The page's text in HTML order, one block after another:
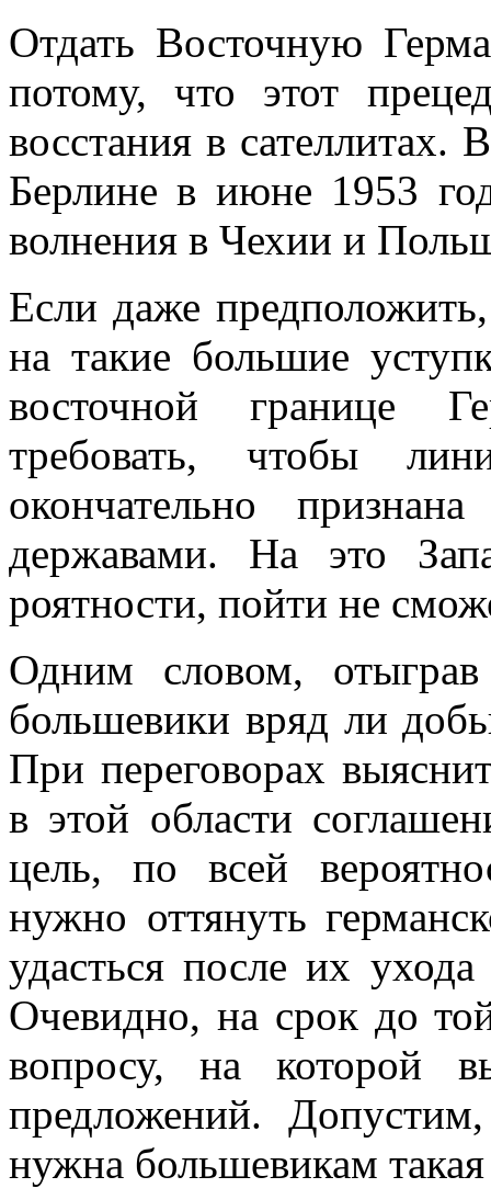
Отдать Восточную
потому, что этот
восстания в
Берлине в июне 1953
волне­ния в Чехии и
Если даже
на такие боль­шие
восточной границе
требовать, чтобы
окончательно
державами. На это
роятности, пойти не
Одним словом, отыграв
большевики вряд ли
При переговорах
в этой области
цель, по всей
нужно оттянуть
удасться после их
Очевидно, на срок до
вопросу, на ко­торой
предложений.
нужна большевикам